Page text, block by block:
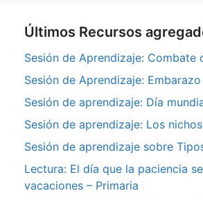
Últimos Recursos
Sesión de Aprendizaje: Combate
Sesión de Aprendizaje:
Sesión de aprendizaje: Día
Sesión de aprendizaje: Los
Sesión de aprendizaje sobre
Lectura: El día que la paciencia
vacaciones – Primaria